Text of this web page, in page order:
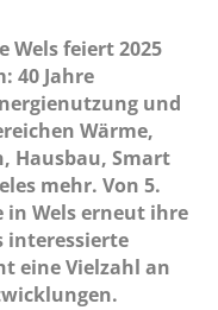
Wels feiert 2025
40 Jahre
und
Wärme,
Hausbau, Smart
mehr. Von 5.
in Wels erneut ihre
interessierte
eine Vielzahl an